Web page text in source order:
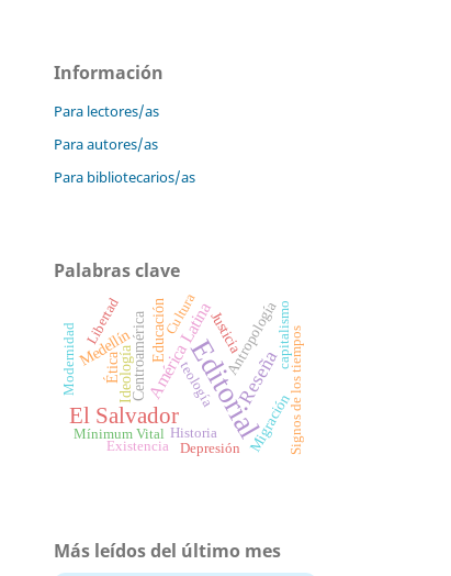
Información
Para lectores/as
Para autores/as
Para bibliotecarios/as
Palabras clave
Editorial
El Salvador
Reseña
América Latina
Centroamérica
Medellín
Migración
Ideología Antropología
Educación
Ética
Justicia Signos de los tiempos
teología
Historia
Libertad
Modernidad
Cultura
Mínimum Vital
capitalismo
Existencia Depresión
Más leídos del último mes